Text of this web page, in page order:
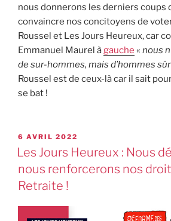
nous donnerons les derniers coups
convaincre nos concitoyens de
Roussel et Les Jours Heureux, car
Emmanuel Maurel à gauche « nous
de sur-hommes, mais d’hommes
Roussel est de ceux-là car il sait
se bat !
6 AVRIL 2022
Les Jours Heureux : Nous
nous renforcerons nos
Retraite !